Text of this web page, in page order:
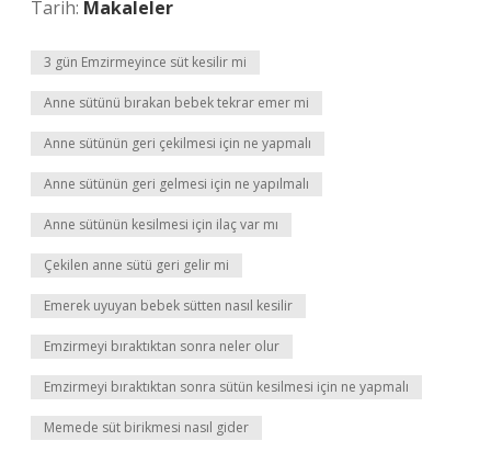
Tarih: Makaleler
3 gün Emzirmeyince süt kesilir mi
Anne sütünü bırakan bebek tekrar emer mi
Anne sütünün geri çekilmesi için ne yapmalı
Anne sütünün geri gelmesi için ne yapılmalı
Anne sütünün kesilmesi için ilaç var mı
Çekilen anne sütü geri gelir mi
Emerek uyuyan bebek sütten nasıl kesilir
Emzirmeyi bıraktıktan sonra neler olur
Emzirmeyi bıraktıktan sonra sütün kesilmesi için ne yapmalı
Memede süt birikmesi nasıl gider